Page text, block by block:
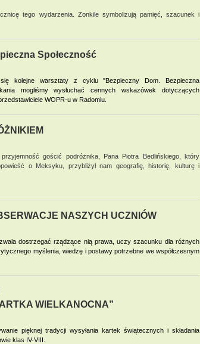
tego wydarzenia. Żonkile symbolizują pamięć, szacunek i
Społeczność
kolejne warsztaty z cyklu "Bezpieczny Dom. Bezpieczna
mogliśmy wysłuchać cennych wskazówek dotyczących
WOPR-u w Radomiu.
gościć podróżnika, Pana Piotra Bedlińskiego, który
o Meksyku, przybliżył nam geografię, historię, kulturę i
NASZYCH UCZNIÓW
dostrzegać rządzące nią prawa, uczy szacunku dla różnych
myślenia, wiedzę i postawy potrzebne we współczesnym
WIELKANOCNA”
pięknej tradycji wysyłania kartek świątecznych i składania
klas IV-VIII.